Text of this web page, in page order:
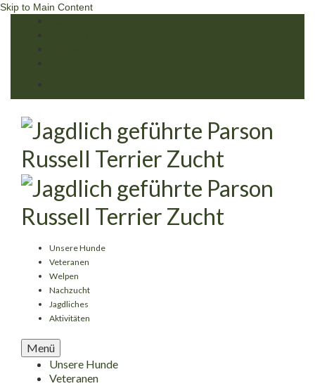
Skip to Main Content
Unsere Hunde
Veteranen
Welpen
Nachzucht
Jagdliches
Aktivitäten
Menü
Unsere Hunde
Veteranen